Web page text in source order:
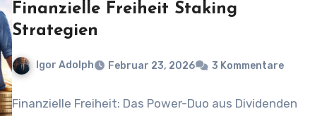
Finanzielle Freiheit Staking
Strategien
Igor Adolph Februar 23, 2026 3 Kommentare
Finanzielle Freiheit: Das Power-Duo aus Dividenden